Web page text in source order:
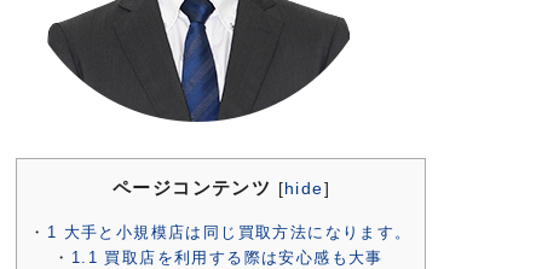
ページコンテンツ [ hide]
1 大手と小規模店は同じ買取方法になります。
1.1 買取店を利用する際は安心感も大事